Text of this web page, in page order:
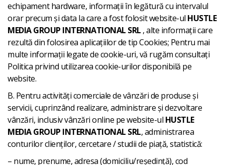
echipament hardware, informații în legătură cu intervalul
orar precum și data la care a fost folosit website-ul HUSTLE
MEDIA GROUP INTERNATIONAL SRL , alte informații care
rezultă din folosirea aplicațiilor de tip Cookies; Pentru mai
multe informații legate de cookie-uri, vă rugăm consultați
Politica privind utilizarea cookie-urilor disponibilă pe
website.
B. Pentru activități comerciale de vânzări de produse și
servicii, cuprinzând realizare, administrare și dezvoltare
vânzări, inclusiv vânzări online pe website-ul HUSTLE
MEDIA GROUP INTERNATIONAL SRL, administrarea
conturilor clienților, cercetare / studii de piață, statistică:
– nume, prenume, adresa (domiciliu/reședință), cod